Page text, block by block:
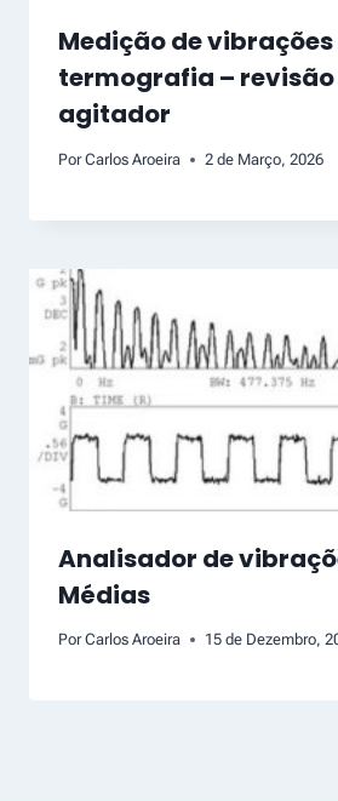
Medição de vibrações
termografia – revisão
agitador
Por Carlos Aroeira 2 de Março, 2026
Analisador de
Médias
Por Carlos Aroeira 15 de Dezembro,